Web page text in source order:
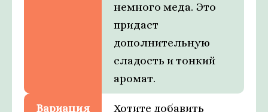
немного меда. Это
придаст
дополнительную
сладость и тонкий
аромат.
Вариация
Хотите добавить